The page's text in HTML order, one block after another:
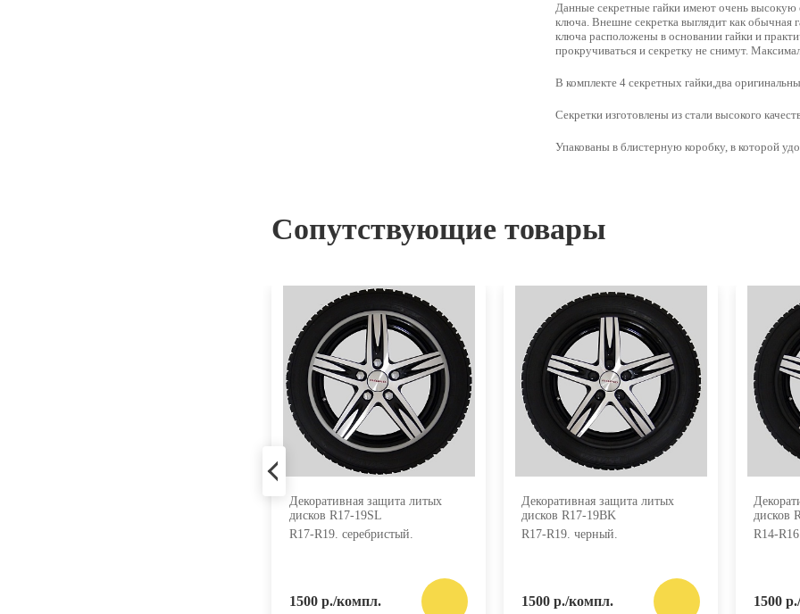
Данные секретные гайки имеют очень высокую
ключа. Внешне секретка выглядит как обычная
ключа расположены в основании гайки и
прокручиваться и секретку не снимут.
В комплекте 4 секретных гайки,два
Секретки изготовлены из стали высокого
Упакованы в блистерную коробку, в которой
Сопутствующие товары
Декоративная защита литых
дисков R17-19SL
R17-R19. серебристый.
1500 р./компл.
Декоративная защита литых
дисков R17-19BK
R17-R19. черный.
1500 р./компл.
дисков
R14-
1500